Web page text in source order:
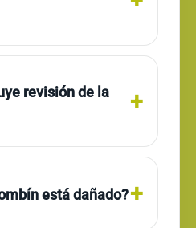
revisión de la
está dañado?